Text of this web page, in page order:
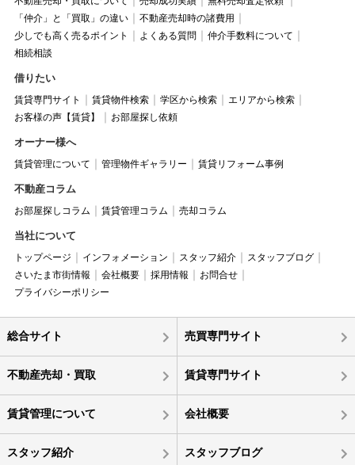
「仲介」と「買取」の違い
不動産売却時の諸費用
少しでも高く売るポイント
よくある質問
仲介手数料について
相続相談
借りたい
賃貸専門サイト 賃貸物件検索 学区から検索
エリアから検索
お客様の声【賃貸】
お部屋探し依頼
オーナー様へ
賃貸管理について 管理物件ギャラリー 賃貸リフォーム事例
不動産コラム
お部屋探しコラム 賃貸管理コラム 売却コラム
当社について
トップページ インフォメーション スタッフ紹介
スタッフブログ
さいたま市街情報
会社概要 採用情報
お問合せ
プライバシーポリシー
総合サイト 売買専門サイト
不動産売却・買取 賃貸専門サイト
賃貸管理について 会社概要
スタッフ紹介 スタッフブログ